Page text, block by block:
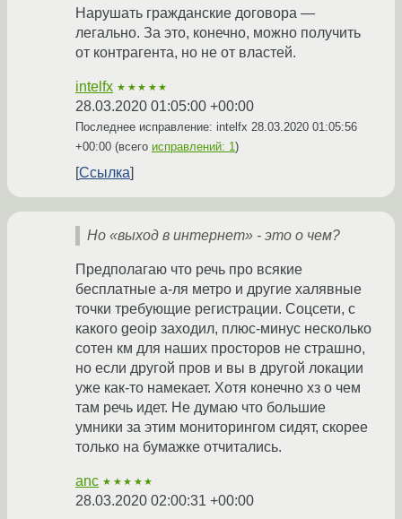
Нарушать гражданские договора —
легально. За это, конечно, можно получить
от контрагента, но не от властей.
intelfx ★★★★★
28.03.2020 01:05:00 +00:00
Последнее исправление: intelfx 28.03.2020 01:05:56
+00:00 (всего исправлений: 1)
Ссылка
Но «выход в интернет» - это о чем?
Предполагаю что речь про всякие
бесплатные а-ля метро и другие халявные
точки требующие регистрации. Соцсети, с
какого geoip заходил, плюс-минус несколько
сотен км для наших просторов не страшно,
но если другой пров и вы в другой локации
уже как-то намекает. Хотя конечно хз о чем
там речь идет. Не думаю что большие
умники за этим мониторингом сидят, скорее
только на бумажке отчитались.
anc ★★★★★
28.03.2020 02:00:31 +00:00